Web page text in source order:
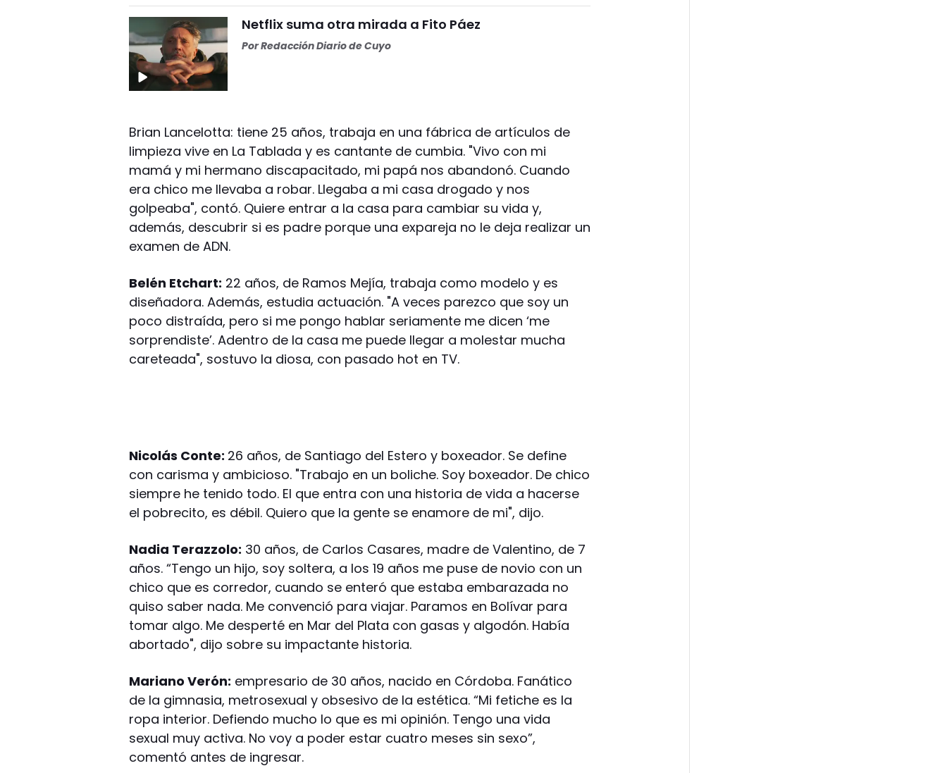
Netflix suma otra mirada a Fito Páez
PorRedacción Diario de Cuyo
Brian Lancelotta: tiene 25 años, trabaja en una fábrica de artículos de
limpieza vive en La Tablada y es cantante de cumbia. "Vivo con mi
mamá y mi hermano discapacitado, mi papá nos abandonó. Cuando
era chico me llevaba a robar. Llegaba a mi casa drogado y nos
golpeaba", contó. Quiere entrar a la casa para cambiar su vida y,
además, descubrir si es padre porque una expareja no le deja realizar un
examen de ADN.
Belén Etchart: 22 años, de Ramos Mejía, trabaja como modelo y es
diseñadora. Además, estudia actuación. "A veces parezco que soy un
poco distraída, pero si me pongo hablar seriamente me dicen ‘me
sorprendiste’. Adentro de la casa me puede llegar a molestar mucha
careteada", sostuvo la diosa, con pasado hot en TV.
Nicolás Conte: 26 años, de Santiago del Estero y boxeador. Se define
con carisma y ambicioso. "Trabajo en un boliche. Soy boxeador. De chico
siempre he tenido todo. El que entra con una historia de vida a hacerse
el pobrecito, es débil. Quiero que la gente se enamore de mi", dijo.
Nadia Terazzolo: 30 años, de Carlos Casares, madre de Valentino, de 7
años. “Tengo un hijo, soy soltera, a los 19 años me puse de novio con un
chico que es corredor, cuando se enteró que estaba embarazada no
quiso saber nada. Me convenció para viajar. Paramos en Bolívar para
tomar algo. Me desperté en Mar del Plata con gasas y algodón. Había
abortado", dijo sobre su impactante historia.
Mariano Verón: empresario de 30 años, nacido en Córdoba. Fanático
de la gimnasia, metrosexual y obsesivo de la estética. “Mi fetiche es la
ropa interior. Defiendo mucho lo que es mi opinión. Tengo una vida
sexual muy activa. No voy a poder estar cuatro meses sin sexo”,
comentó antes de ingresar.